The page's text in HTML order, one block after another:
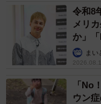
令和8
メリ
か」「
まい
「No
ウン